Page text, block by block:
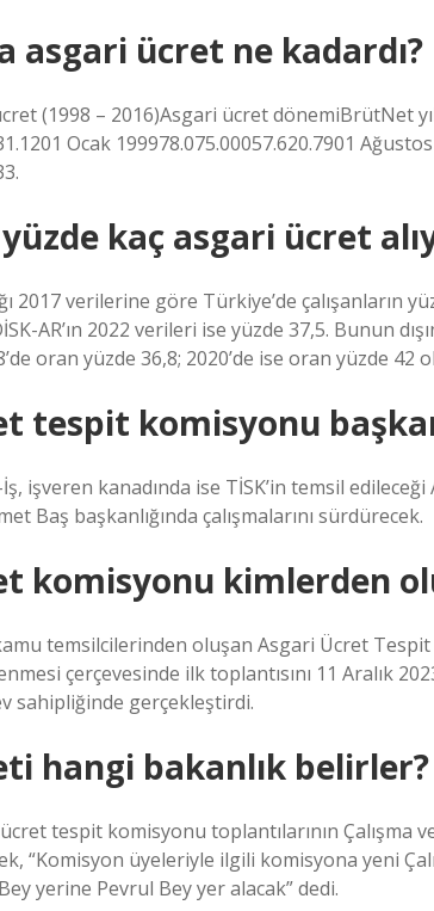
asgari ücret ne kadardı?
(1998 – 2016)Asgari ücret dönemiBrütNet
Ocak 199978.075.00057.620.7901
kaç asgari ücret
2017 verilerine göre Türkiye’de çalışanların
AR’ın 2022 verileri ise yüzde 37,5. Bunun
oran yüzde 36,8; 2020’de ise oran yüzde 42
tespit komisyonu
işveren kanadında ise TİSK’in temsil
Baş başkanlığında çalışmalarını sürdürecek.
komisyonu kimlerden
temsilcilerinden oluşan Asgari Ücret
çerçevesinde ilk toplantısını 11 Aralık
sahipliğinde gerçekleştirdi.
hangi bakanlık belirler?
tespit komisyonu toplantılarının Çalışma
“Komisyon üyeleriyle ilgili komisyona yeni
yerine Pevrul Bey yer alacak” dedi.